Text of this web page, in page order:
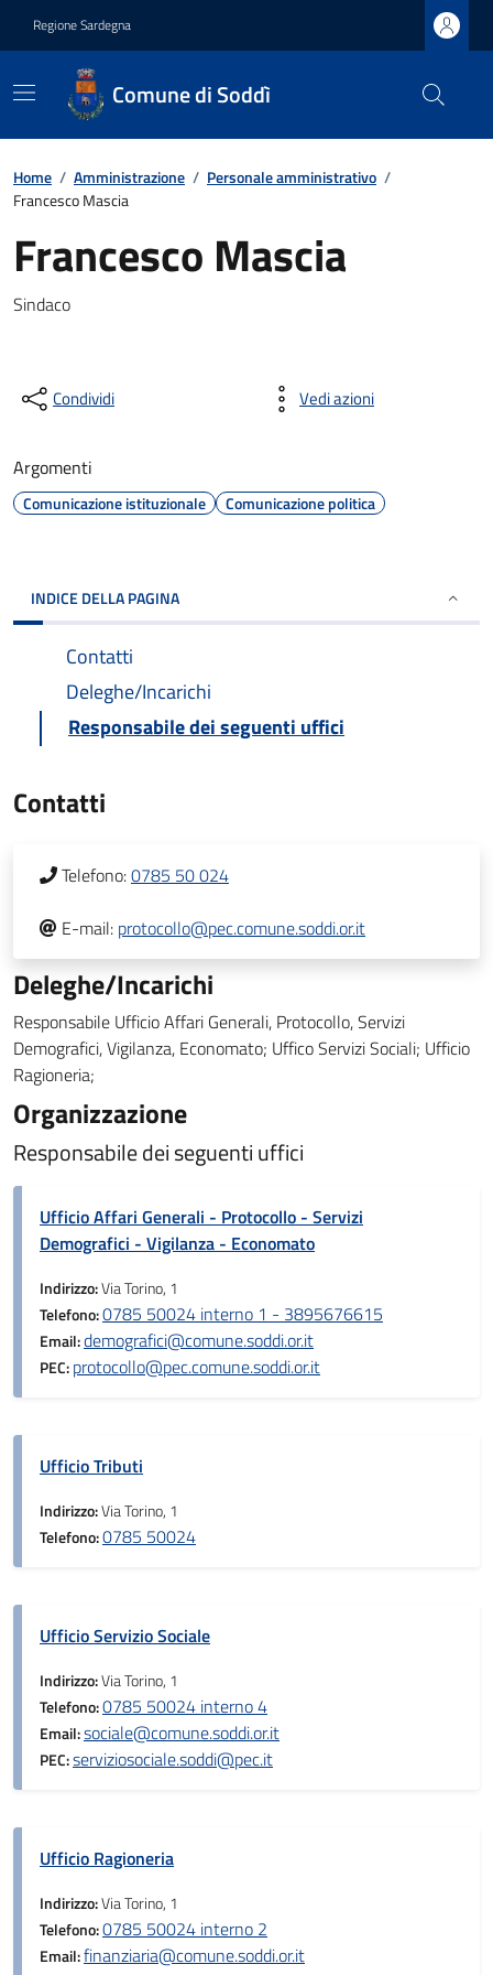
Regione Sardegna
Comune di Soddì
Home / Amministrazione / Personale amministrativo /
Francesco Mascia
Francesco Mascia
Sindaco
Condividi Vedi azioni
Argomenti
Comunicazione istituzionale Comunicazione politica
INDICE DELLA PAGINA
Contatti
Deleghe/Incarichi
Responsabile dei seguenti uffici
Contatti
Telefono:0785 50 024
E-mail: protocollo@pec.comune.soddi.or.it
Deleghe/Incarichi
Responsabile Ufficio Affari Generali, Protocollo, Servizi
Demografici, Vigilanza, Economato; Uffico Servizi Sociali; Ufficio
Ragioneria;
Organizzazione
Responsabile dei seguenti uffici
Ufficio Affari Generali - Protocollo - Servizi
Demografici - Vigilanza - Economato
Indirizzo:Via Torino, 1
Telefono:0785 50024 interno 1 - 3895676615
Email:demografici@comune.soddi.or.it
PEC:protocollo@pec.comune.soddi.or.it
Ufficio Tributi
Indirizzo:Via Torino, 1
Telefono:0785 50024
Ufficio Servizio Sociale
Indirizzo:Via Torino, 1
Telefono:0785 50024 interno 4
Email:sociale@comune.soddi.or.it
PEC:serviziosociale.soddi@pec.it
Ufficio Ragioneria
Indirizzo:Via Torino, 1
Telefono:0785 50024 interno 2
Email:finanziaria@comune.soddi.or.it